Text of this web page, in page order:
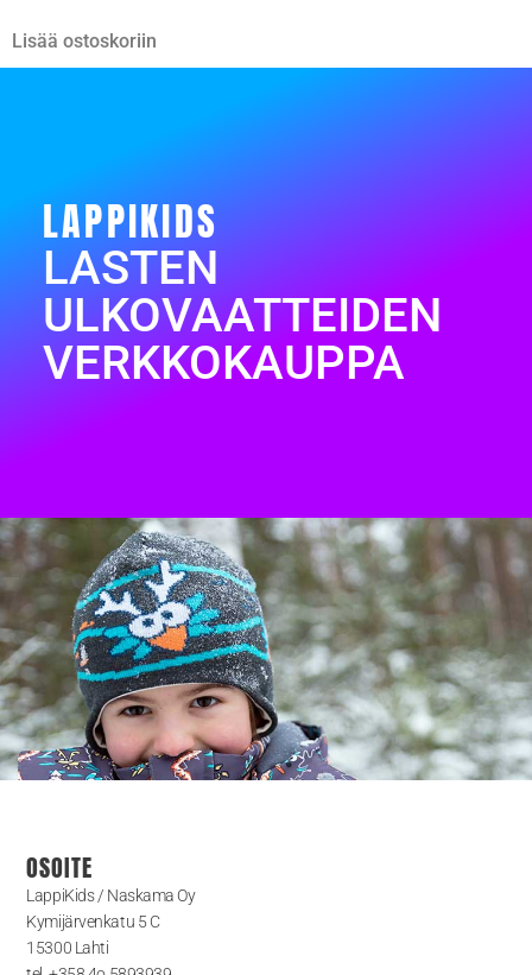
Lisää ostoskoriin
LAPPIKIDS
LASTEN
ULKOVAATTEIDEN
VERKKOKAUPPA
OSOITE
LappiKids / Naskama Oy
Kymijärvenkatu 5 C
15300 Lahti